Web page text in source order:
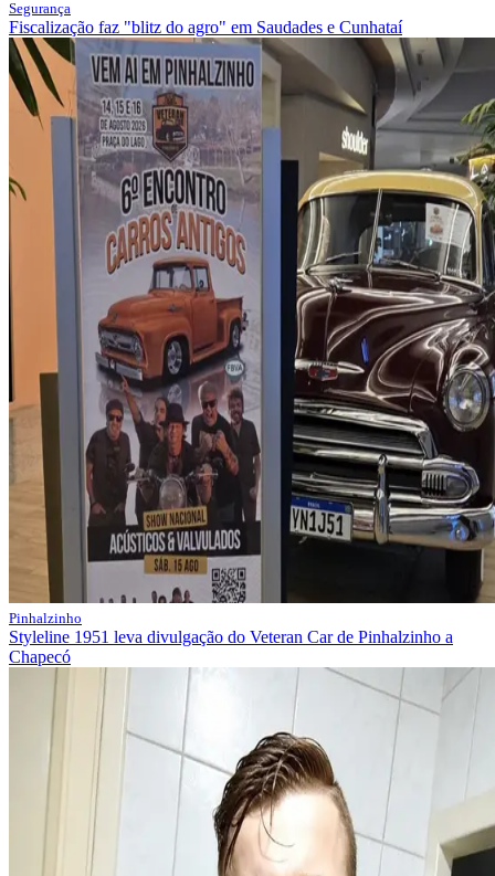
Segurança
Fiscalização faz "blitz do agro" em Saudades e Cunhataí
Pinhalzinho
Styleline 1951 leva divulgação do Veteran Car de Pinhalzinho a
Chapecó